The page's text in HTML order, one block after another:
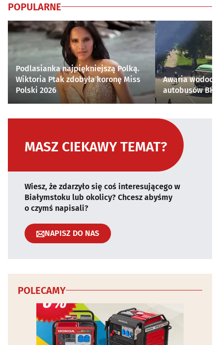
POPULARNE
Podlasianka najpiękniejszą Polką.
Wiktoria Ptak zdobyła koronę Miss
Polski 2026
Awaria
autobusów
MASZ CIEKAWY TEMAT?
Wiesz, że zdarzyło się coś interesującego w
Białymstoku lub okolicy? Chcesz abyśmy
o czymś napisali?
NAPISZ DO NAS
POLECAMY